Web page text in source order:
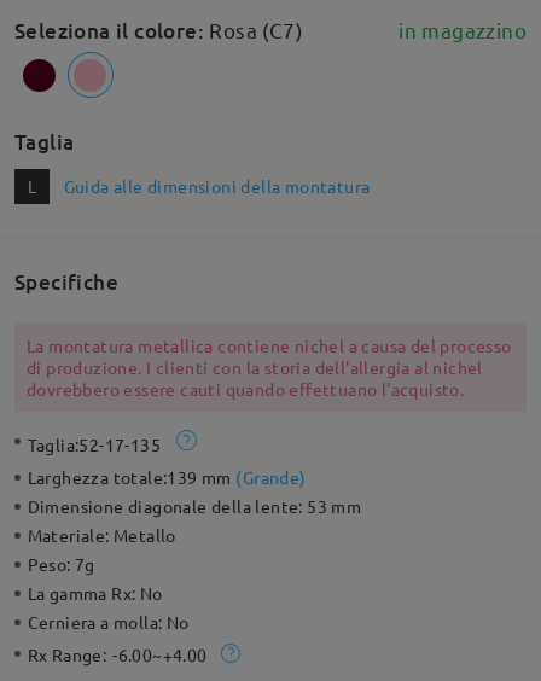
Seleziona il colore: Rosa (C7) in magazzino
Taglia
L Guida alle dimensioni della montatura
Specifiche
La montatura metallica contiene nichel a causa del processo
di produzione. I clienti con la storia dell'allergia al nichel
dovrebbero essere cauti quando effettuano l'acquisto.
Taglia:52-17-135
Larghezza totale:139 mm (Grande)
Dimensione diagonale della lente: 53 mm
Materiale: Metallo
Peso: 7g
La gamma Rx: No
Cerniera a molla: No
Rx Range: -6.00~+4.00